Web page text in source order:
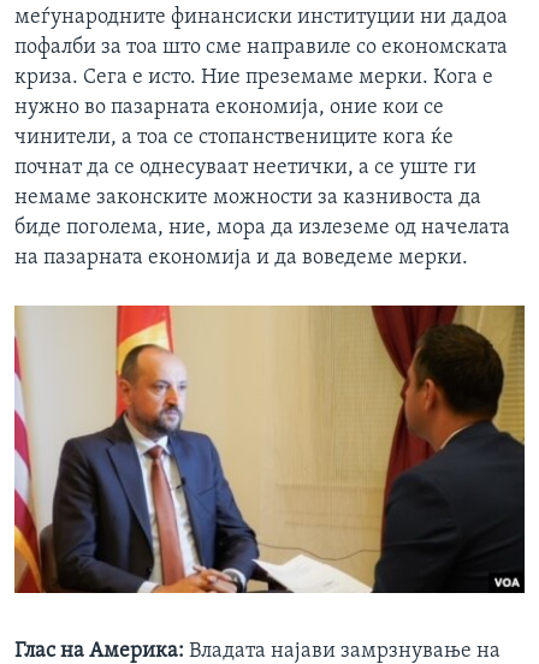
меѓународните финансиски институции ни дадоа
пофалби за тоа што сме направиле со економската
криза. Сега е исто. Ние преземаме мерки. Кога е
нужно во пазарната економија, оние кои се
чинители, а тоа се стопанствениците кога ќе
почнат да се однесуваат неетички, а се уште ги
немаме законските можности за казнивоста да
биде поголема, ние, мора да излеземе од начелата
на пазарната економија и да воведеме мерки.
Глас на Америка: Владата најави замрзнување на